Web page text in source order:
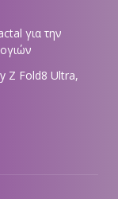
για την
Z Fold8 Ultra,